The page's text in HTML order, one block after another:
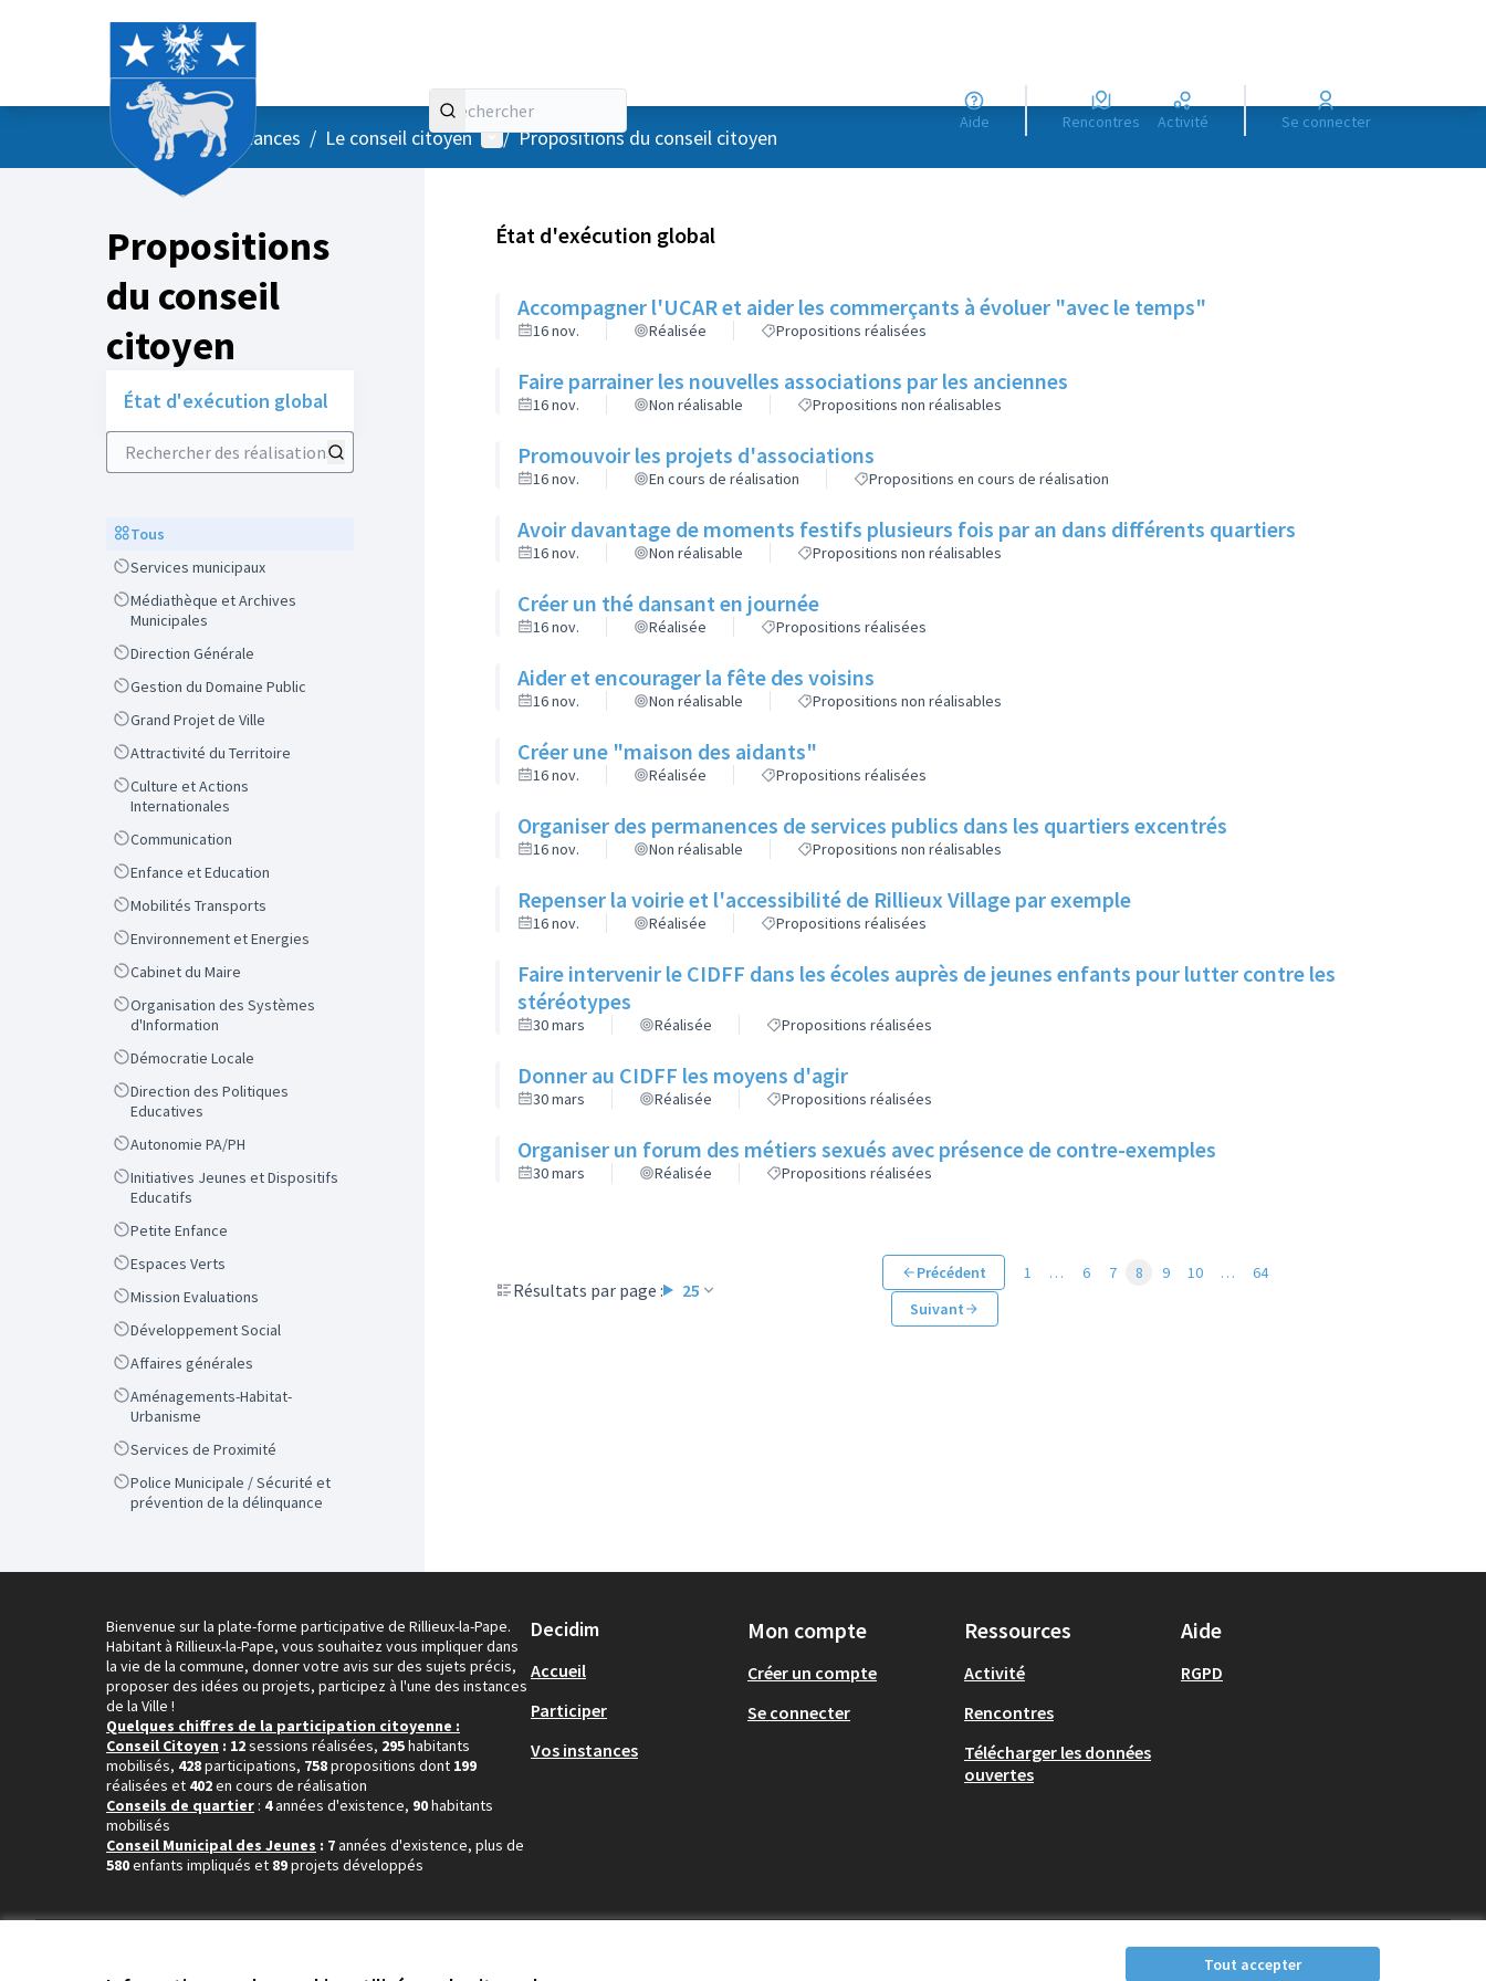
Tout accepter
Aide Rencontres Activité Se connecter
AccueilMenu principal
/ Vos instances / Le conseil citoyen Menu utilisateur
/ Propositions du conseil citoyen
Propositions
du conseil
citoyen
État d'exécution global
Rechercher des réalisations
ScopeTous
ScopeServices municipaux
Scope
Médiathèque et Archives
Municipales
ScopeDirection Générale
ScopeGestion du Domaine Public
ScopeGrand Projet de Ville
ScopeAttractivité du Territoire
Scope
Culture et Actions
Internationales
ScopeCommunication
ScopeEnfance et Education
ScopeMobilités Transports
ScopeEnvironnement et Energies
ScopeCabinet du Maire
Scope
Organisation des Systèmes
d'Information
ScopeDémocratie Locale
Scope
Direction des Politiques
Educatives
ScopeAutonomie PA/PH
Scope
Initiatives Jeunes et Dispositifs
Educatifs
ScopePetite Enfance
ScopeEspaces Verts
ScopeMission Evaluations
ScopeDéveloppement Social
ScopeAffaires générales
Scope
Aménagements-Habitat-
Urbanisme
ScopeServices de Proximité
Scope
Police Municipale / Sécurité et
prévention de la délinquance
État d'exécution global
Accompagner l'UCAR et aider les commerçants à évoluer "avec le temps"
16 nov. Réalisée Propositions réalisées
Faire parrainer les nouvelles associations par les anciennes
16 nov. Non réalisable Propositions non réalisables
Promouvoir les projets d'associations
16 nov. En cours de réalisation Propositions en cours de réalisation
Avoir davantage de moments festifs plusieurs fois par an dans différents quartiers
16 nov. Non réalisable Propositions non réalisables
Créer un thé dansant en journée
16 nov. Réalisée Propositions réalisées
Aider et encourager la fête des voisins
16 nov. Non réalisable Propositions non réalisables
Créer une "maison des aidants"
16 nov. Réalisée Propositions réalisées
Organiser des permanences de services publics dans les quartiers excentrés
16 nov. Non réalisable Propositions non réalisables
Repenser la voirie et l'accessibilité de Rillieux Village par exemple
16 nov. Réalisée Propositions réalisées
Faire intervenir le CIDFF dans les écoles auprès de jeunes enfants pour lutter contre les
stéréotypes
30 mars Réalisée Propositions réalisées
Donner au CIDFF les moyens d'agir
30 mars Réalisée Propositions réalisées
Organiser un forum des métiers sexués avec présence de contre-exemples
30 mars Réalisée Propositions réalisées
Résultats par page : 25
Précédent 1 … 6 7 8 9 10 …
64
Suivant
Bienvenue sur la plate-forme participative de Rillieux-la-Pape.
Habitant à Rillieux-la-Pape, vous souhaitez vous impliquer dans
la vie de la commune, donner votre avis sur des sujets précis,
proposer des idées ou projets, participez à l'une des instances
de la Ville !
Quelques chiffres de la participation citoyenne :
Conseil Citoyen : 12sessions réalisées, 295habitants
mobilisés, 428participations, 758propositions dont 199
réalisées et 402en cours de réalisation
Conseils de quartier : 4années d'existence, 90habitants
mobilisés
Conseil Municipal des Jeunes : 7années d'existence, plus de
580enfants impliqués et 89projets développés
Decidim
Accueil
Participer
Vos instances
Mon compte
Créer un compte
Se connecter
Ressources
Activité
Rencontres
Télécharger les données
ouvertes
Aide
RGPD